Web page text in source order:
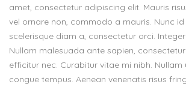
amet, consectetur adipiscing elit. Mauris
vel ornare non, commodo a mauris. Nunc id
scelerisque diam a, consectetur orci.
Nullam malesuada ante sapien,
efficitur nec. Curabitur vitae mi nibh. Nullam
congue tempus. Aenean venenatis risus